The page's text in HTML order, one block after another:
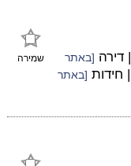
שמירה | דירה [באתר
| חידות [באתר